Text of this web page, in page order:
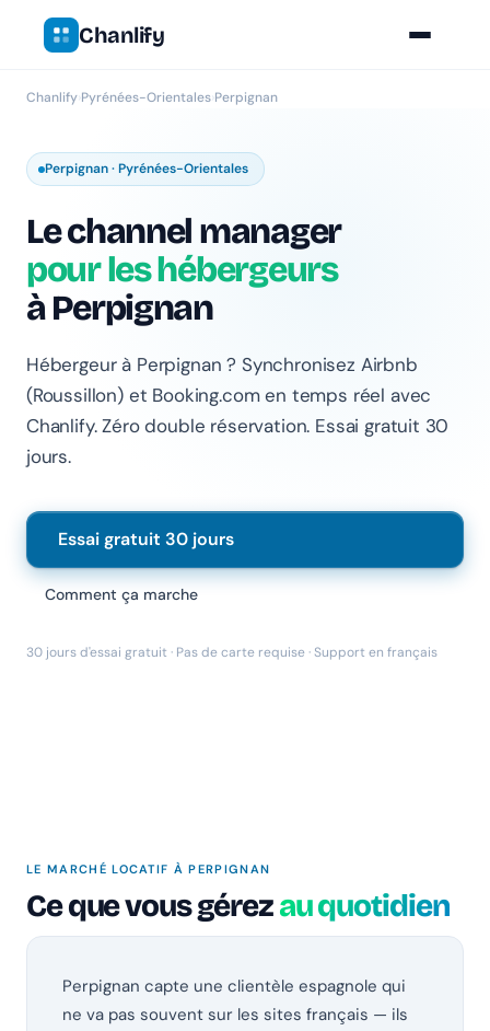
Chanlify
Chanlify›Pyrénées-Orientales›Perpignan
Perpignan · Pyrénées-Orientales
Le channel manager
pour les hébergeurs
à Perpignan
Hébergeur à Perpignan ? Synchronisez Airbnb
(Roussillon) et Booking.com en temps réel avec
Chanlify. Zéro double réservation. Essai gratuit 30
jours.
Essai gratuit 30 jours
Comment ça marche
30 jours d'essai gratuit · Pas de carte requise · Support en français
LE MARCHÉ LOCATIF À PERPIGNAN
Ce que vous gérezau quotidien
Perpignan capte une clientèle espagnole qui
ne va pas souvent sur les sites français — ils
Chanlify Assistant